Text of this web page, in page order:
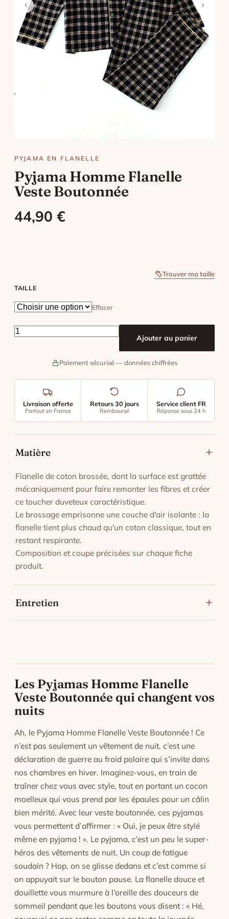
Suivre ma commande
PYJAMA EN FLANELLE
Pyjama Homme Flanelle
Veste Boutonnée
44,90 €
Trouver ma taille
TAILLE
Effacer
quantité de Pyjama Homme Flanelle Veste Boutonnée
Ajouter au panier
Paiement sécurisé — données chiffrées
Livraison offerte
Partout en France
Retours 30 jours
Remboursé
Service client FR
Réponse sous 24 h
Matière
Flanelle de coton brossée, dont la surface est grattée
mécaniquement pour faire remonter les fibres et créer
ce toucher duveteux caractéristique.
Le brossage emprisonne une couche d'air isolante : la
flanelle tient plus chaud qu'un coton classique, tout en
restant respirante.
Composition et coupe précisées sur chaque fiche
produit.
Entretien
rétrécir le tissu.
Repassage à fer doux sur l'envers si nécessaire. De
légères bouloches peuvent apparaître aux premiers
lavages, elles disparaissent ensuite.
Les Pyjamas Homme Flanelle
Veste Boutonnée qui changent vos
nuits
Ah, le Pyjama Homme Flanelle Veste Boutonnée ! Ce
n’est pas seulement un vêtement de nuit, c’est une
déclaration de guerre au froid polaire qui s’invite dans
nos chambres en hiver. Imaginez-vous, en train de
traîner chez vous avec style, tout en portant un cocon
moelleux qui vous prend par les épaules pour un câlin
bien mérité. Avec leur veste boutonnée, ces pyjamas
vous permettent d’affirmer : « Oui, je peux être stylé
même en pyjama ! ». Le pyjama, c’est un peu le super-
héros des vêtements de nuit. Un coup de fatigue
soudain ? Hop, on se glisse dedans et c’est comme si
on appuyait sur le bouton pause. La flanelle douce et
douillette vous murmure à l’oreille des douceurs de
sommeil pendant que les boutons vous disent : « Hé,